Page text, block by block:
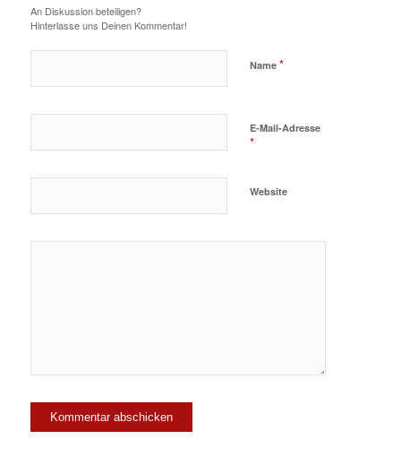
An Diskussion beteiligen?
Hinterlasse uns Deinen Kommentar!
Name *
E-Mail-Adresse
*
Website